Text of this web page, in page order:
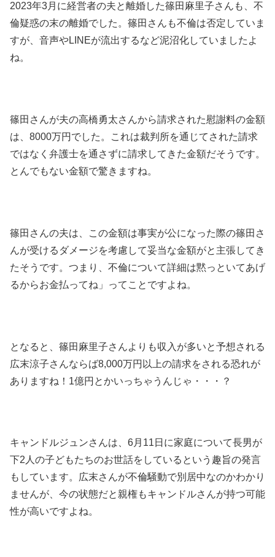
2023年3月に経営者の夫と離婚した篠田麻里子さんも、不
倫疑惑の末の離婚でした。篠田さんも不倫は否定していま
すが、音声やLINEが流出するなど泥沼化していましたよ
ね。
篠田さんが夫の高橋勇太さんから請求された慰謝料の金額
は、8000万円でした。これは裁判所を通じてされた請求
ではなく弁護士を通さずに請求してきた金額だそうです。
とんでもない金額で驚きますね。
篠田さんの夫は、この金額は事実が公になった際の篠田さ
んが受けるダメージを考慮して妥当な金額がと主張してき
たそうです。つまり、不倫について詳細は黙っといてあげ
るからお金払ってね」ってことですよね。
となると、篠田麻里子さんよりも収入が多いと予想される
広末涼子さんならば8,000万円以上の請求をされる恐れが
ありますね！1億円とかいっちゃうんじゃ・・・？
キャンドルジュンさんは、6月11日に家庭について長男が
下2人の子どもたちのお世話をしているという趣旨の発言
もしています。広末さんが不倫騒動で別居中なのかわかり
ませんが、今の状態だと親権もキャンドルさんが持つ可能
性が高いですよね。